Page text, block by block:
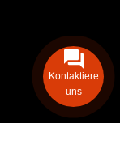
Kontaktiere
uns